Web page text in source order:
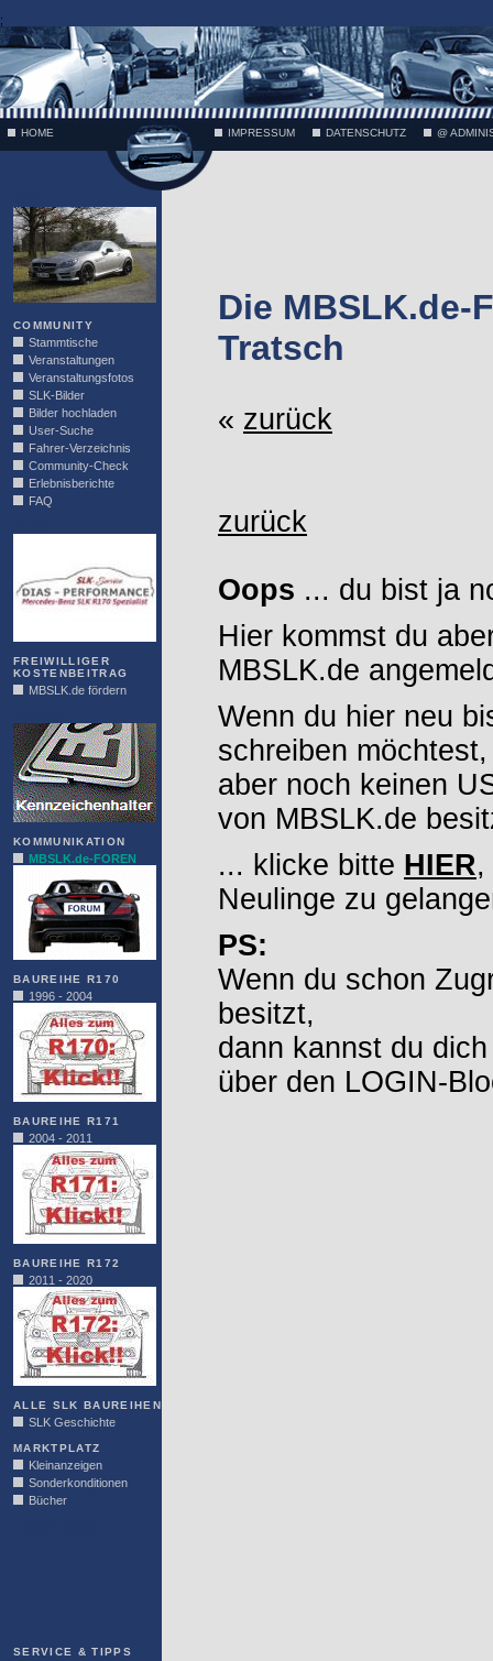
;
HOME IMPRESSUM DATENSCHUTZ @
COMMUNITY
Stammtische
Veranstaltungen
Veranstaltungsfotos
SLK-Bilder
Bilder hochladen
User-Suche
Fahrer-Verzeichnis
Community-Check
Erlebnisberichte
FAQ
FREIWILLIGER
KOSTENBEITRAG
MBSLK.de fördern
KOMMUNIKATION
MBSLK.de-FOREN
BAUREIHE R170
1996 - 2004
BAUREIHE R171
2004 - 2011
BAUREIHE R172
2011 - 2020
ALLE SLK BAUREIHEN
SLK Geschichte
MARKTPLATZ
Kleinanzeigen
Sonderkonditionen
Bücher
SERVICE & TIPPS
Die MBSLK.de-
Tratsch
« zurück
zurück
Oops ... du bist ja
Hier kommst du
MBSLK.de
Wenn du hier neu
schreiben möchtest,
aber noch keinen
von MBSLK.de
... klicke bitte HIER,
Neulinge zu
PS:
Wenn du schon
besitzt,
dann kannst du
über den LOGIN-